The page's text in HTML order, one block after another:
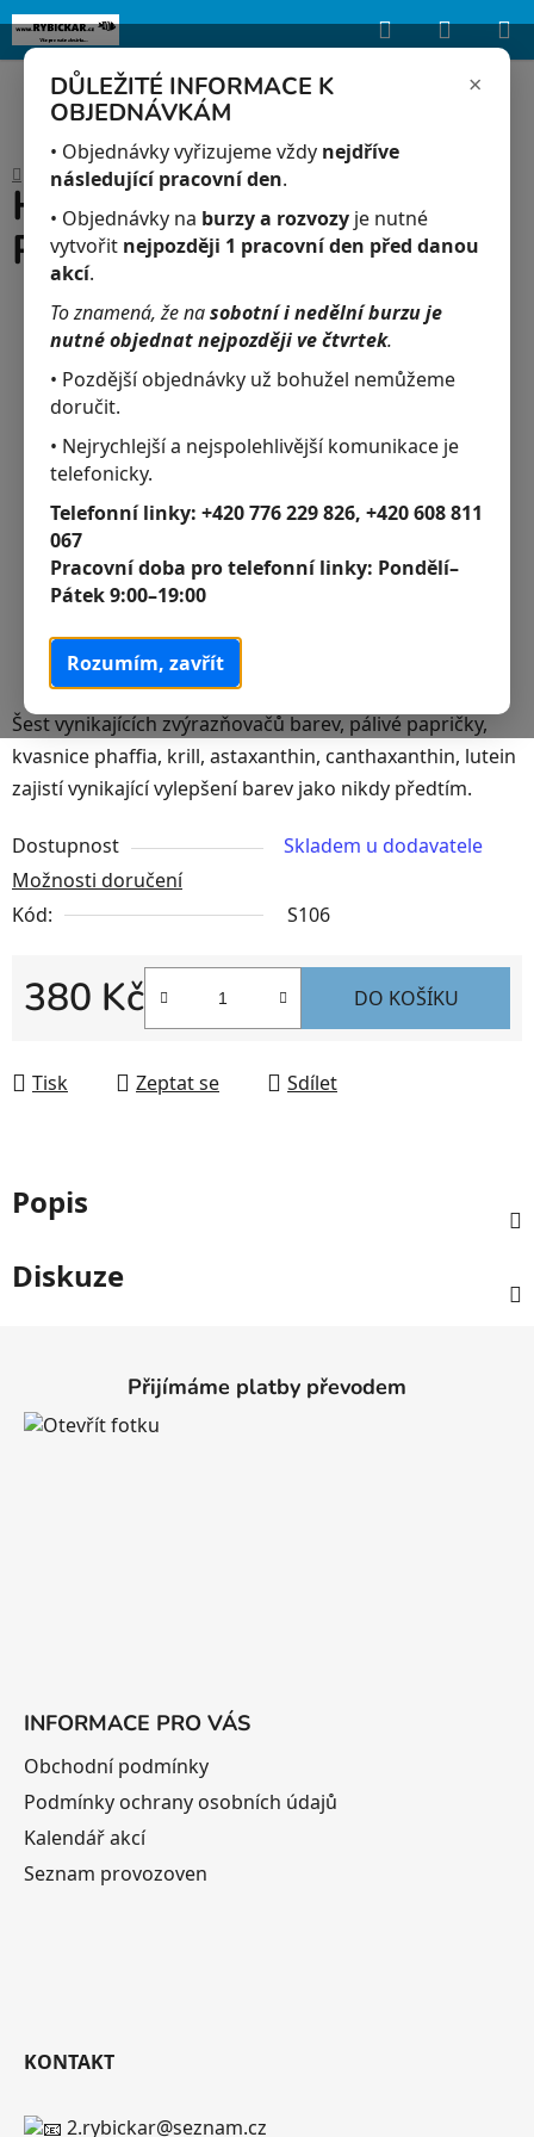
×
DŮLEŽITÉ INFORMACE K
OBJEDNÁVKÁM
• Objednávky vyřizujeme vždy nejdříve
následující pracovní den.
• Objednávky na burzy a rozvozy je nutné
vytvořit nejpozději 1 pracovní den před danou
akcí.
To znamená, že nasobotní i nedělní burzu je
nutné objednat nejpozději ve čtvrtek.
• Pozdější objednávky už bohužel nemůžeme
doručit.
• Nejrychlejší a nejspolehlivější komunikace je
telefonicky.
Telefonní linky: +420 776 229 826, +420 608 811
067
Pracovní doba pro telefonní linky: Pondělí–
Pátek 9:00–19:00
Rozumím, zavřít
Upozorňujeme, že uvedená skladová dostupnost je orientační a může se
lišit podle aktuálních objednávek a prodeje v reálném čase.
obsah
Hledat
KOŠÍK
DomůAkvaristika / HIKARI Blood-red Parrot Plus Medium 333 g
Šest vynikajících zvýrazňovačů barev, pálivé papričky,
kvasnice phaffia, krill, astaxanthin, canthaxanthin, lutein
zajistí vynikající vylepšení barev jako nikdy předtím.
Dostupnost
Skladem u dodavatele
Možnosti doručení
Kód:
S106
380 Kč DO KOŠÍKU
Tisk Zeptat se Sdílet
HIKARI Blood-red Parrot
Plus Medium 333 g
Popis
Diskuze
Přijímáme platby převodem
INFORMACE PRO VÁS
Obchodní podmínky
Podmínky ochrany osobních údajů
Kalendář akcí
Seznam provozoven
KONTAKT
2.rybickar@seznam.cz